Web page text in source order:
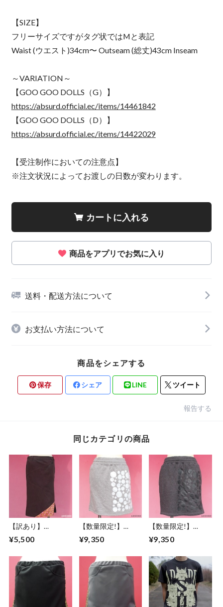
【SIZE】
フリーサイズですがタグ状ではMと表記
Waist (ウエスト)34cm〜 Outseam (総丈)43cm Inseam
～VARIATION～
【GOO GOO DOLLS（G）】
https://absurd.official.ec/items/14461842
【GOO GOO DOLLS（D）】
https://absurd.official.ec/items/14422029
【受注制作においての注意点】
※注文状況によってお渡しの日数が変わります。
カートに入れる
商品をアプリでお気に入り
送料・配送方法について
お支払い方法について
商品をシェアする
保存 シェア LINE ツイート
報告する
同じカテゴリの商品
【訳あり】
レディース サイズ
PURPLE アブサード
CRY LEES
¥5,500
【数量限定!】
レディース フリー
ット ウエストゴム
両サイドポケット
白 灰 GRAY×WHITE
アブサード GOO
GOO DOLLS（G）
¥9,350
【数量限定!】
レディース フリー
ゴム 裏毛 スウェッ
ト 両サイドポケッ
ト 灰 DARK
GRAY×DARK GRAY
アブサード GOO
GOO DOLLS（D）
¥9,350